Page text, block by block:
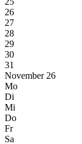
26
27
28
29
30
31
November 26
Mo
Di
Mi
Do
Fr
Sa